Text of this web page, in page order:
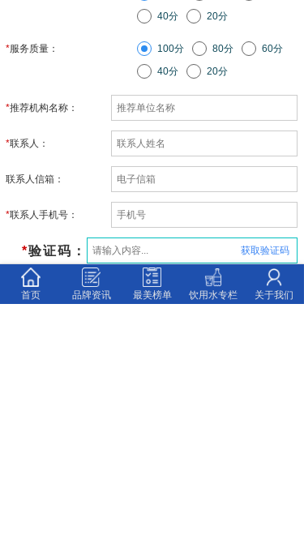
40分
20分
*服务质量： 100分 80分
60分
40分
20分
*推荐机构名称：
*联系人：
联系人信箱：
*联系人手机号：
*验证码： 获取验证码
首页 品牌资讯 最美榜单 饮用水专栏 关于我们